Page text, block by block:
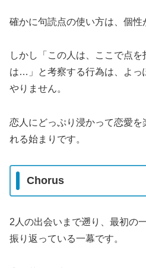
確かに句読点の使い方は、個性
しかし「この人は、ここで点を
は…」と考察する行為は、よっ
やりません。
恋人にどっぷり浸かって恋愛
れる始まりです。
Chorus
2人の出会いまで遡り、最初の
振り返っている一幕です。